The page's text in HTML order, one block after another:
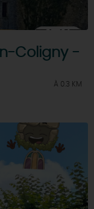
Coligny -
À 0.3 KM